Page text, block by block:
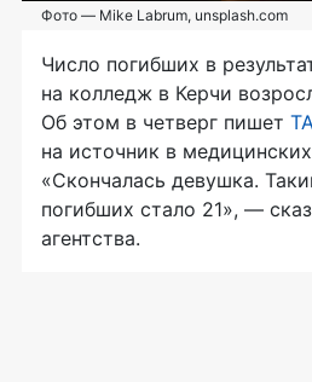
Фото — Mike Labrum, unsplash.com
Число погибших в
на колледж в Керчи
Об этом в четверг пишет
на источник в
«Скончалась девушка.
погибших стало 21», —
агентства.